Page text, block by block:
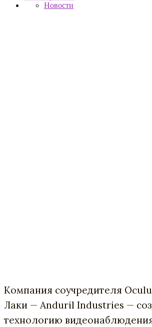
Новости
Компания соучредителя
Лаки — Anduril Industries —
технологию